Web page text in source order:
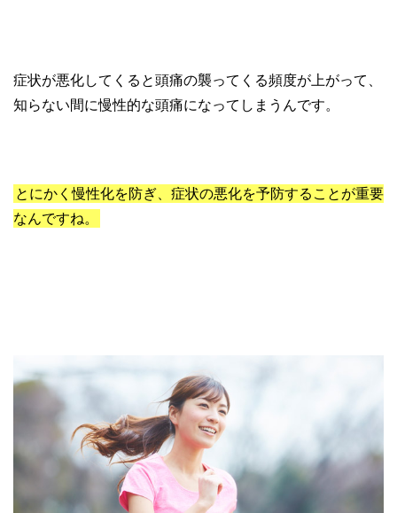
症状が悪化してくると頭痛の襲ってくる頻度が上がって、
知らない間に慢性的な頭痛になってしまうんです。
とにかく慢性化を防ぎ、症状の悪化を予防することが重要
なんですね。